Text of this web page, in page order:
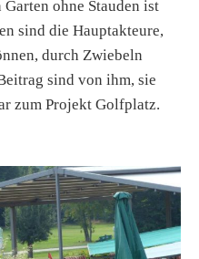
ohne Stauden ist
sind die Hauptakteure,
durch Zwiebeln
sind von ihm, sie
zum Projekt Golfplatz.